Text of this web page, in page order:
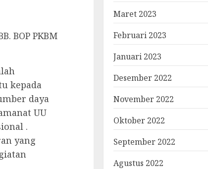
BOP PKBM
kepada
daya
UU
.
yang
Maret 2023
Februari 2023
Januari 2023
Desember 2022
November 2022
Oktober 2022
September 2022
Agustus 2022